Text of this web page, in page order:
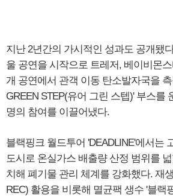
지난 2년간의 가시적인 성과도 공개됐
울 공연을 시작으로 트레저, 베이비몬
개 공연에서 관객 이동 탄소발자국을
GREEN STEP(유어 그린 스텝)' 부스를
명의 참여를 이끌어냈다.
블랙핑크 월드투어 'DEADLINE'에서는
도시로 온실가스 배출량 산정 범위를
치해 폐기물 관리 체계를 강화했다. 재
REC) 활용을 비롯해 멸균팩 생수 '블랙